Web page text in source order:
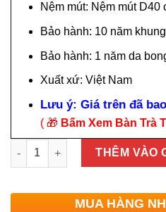
Nệm mút: Nệm mút D40
Bảo hành: 10 năm
Bảo hành: 1 năm da
Xuất xứ: Việt Nam
Lưu ý: Giá trên đã
( 🎁 Bấm Xem Bàn Trà
Sofa Da Hàn Quốc Q03 số
THÊM VÀO
MUA HÀNG